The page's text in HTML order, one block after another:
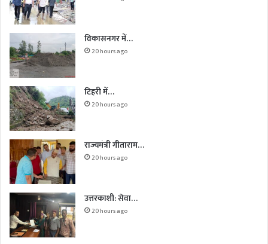
विकासनगर में…
20 hours ago
टिहरी में…
20 hours ago
राज्यमंत्री गीताराम…
20 hours ago
उत्तरकाशी: सेवा…
20 hours ago